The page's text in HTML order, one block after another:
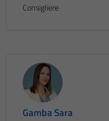
Consigliere
Gamba Sara